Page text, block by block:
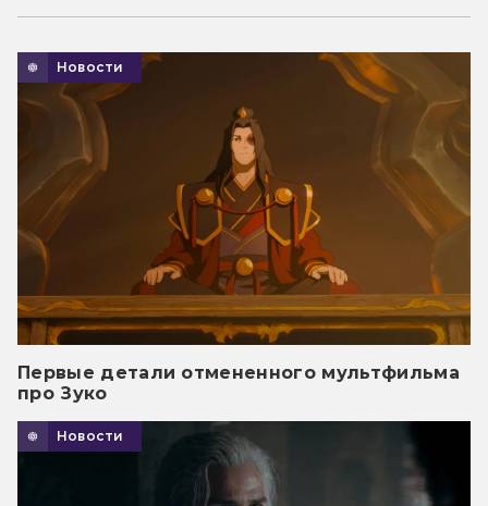
Новости
Первые детали отмененного мультфильма
про Зуко
Новости